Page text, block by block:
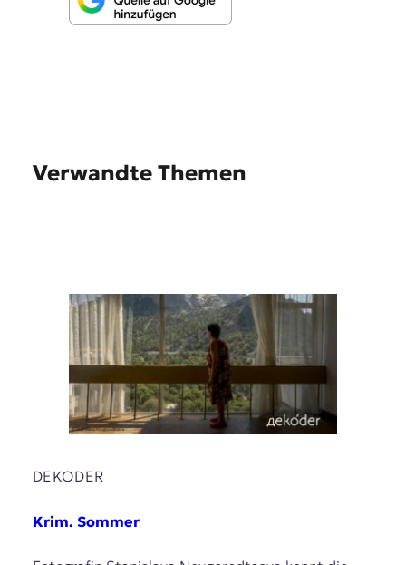
Verwandte Themen
DEKODER
Krim. Sommer